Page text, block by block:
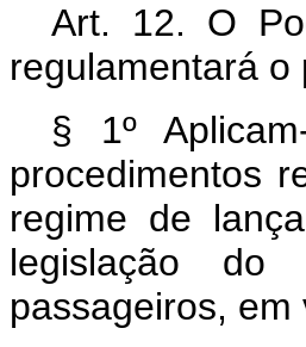
Art. 12. O
regulamentará
§ 1º
procedimentos
regime de
legislação do
passageiros, em